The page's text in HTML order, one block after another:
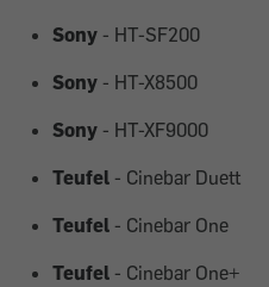
Sony - HT-SF200
Sony - HT-X8500
Sony - HT-XF9000
Teufel - Cinebar Duett
Teufel - Cinebar One
Teufel - Cinebar One+